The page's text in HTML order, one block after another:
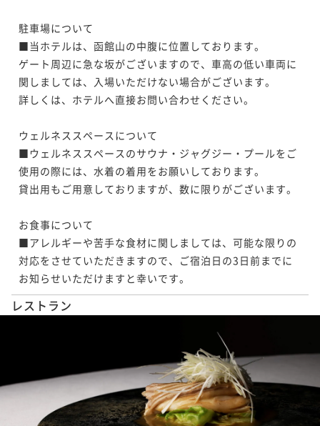
駐車場について
■当ホテルは、函館山の中腹に位置しております。
ゲート周辺に急な坂がございますので、車高の低い車両に
関しましては、入場いただけない場合がございます。
詳しくは、ホテルへ直接お問い合わせください。
ウェルネススペースについて
■ウェルネススペースのサウナ・ジャグジー・プールをご
使用の際には、水着の着用をお願いしております。
貸出用もご用意しておりますが、数に限りがございます。
お食事について
■アレルギーや苦手な食材に関しましては、可能な限りの
対応をさせていただきますので、ご宿泊日の3日前までに
お知らせいただけますと幸いです。
レストラン